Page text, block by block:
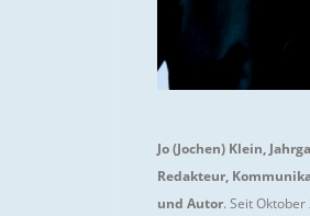
Jo (Jochen) Klein,
Redakteur,
und Autor. Seit